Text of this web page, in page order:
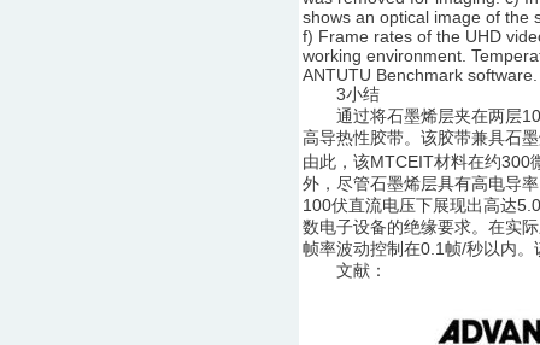
shows an optical image of the
f) Frame rates of the UHD
working environment.
ANTUTU Benchmark
3小结
通过将石墨烯层夹在两层
高导热性胶带。该胶带兼具石
由此，该MTCEIT材料在约300
外，尽管石墨烯层具有高电导
100伏直流电压下展现出高达
数电子设备的绝缘要求。在实
帧率波动控制在0.1帧/秒以内
文献：